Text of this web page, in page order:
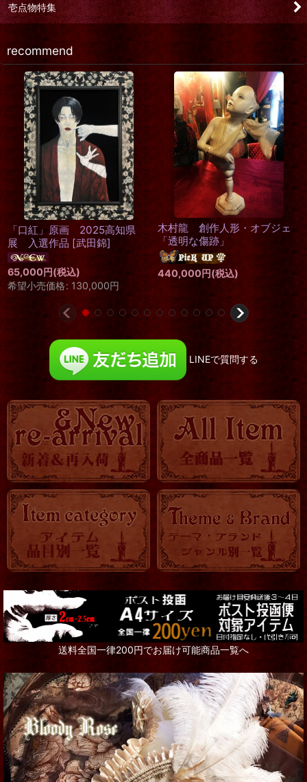
壱点物特集
recommend
・オブジェ
uroko-額入り絵 羊皮紙ドロー
イング「Forest」
中村 鱗
12,000円(税込)
Toe Cocotteサ
ン
1,500 円～8,000
LINEで質問する
送料全国一律200円でお届け可能商品一覧へ